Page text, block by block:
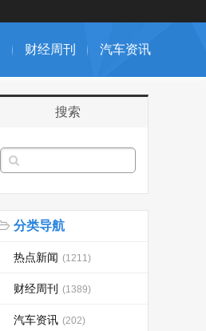
财经周刊 汽车资讯
搜索
分类导航
热点新闻 (1211)
财经周刊 (1389)
汽车资讯 (202)